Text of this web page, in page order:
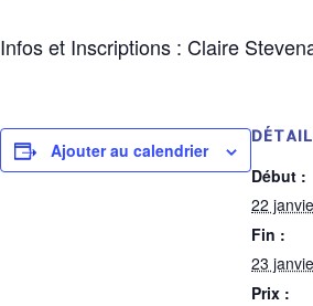
Infos et Inscriptions : Claire
Ajouter au calendrier
Début :
22
Fin :
23
Prix :